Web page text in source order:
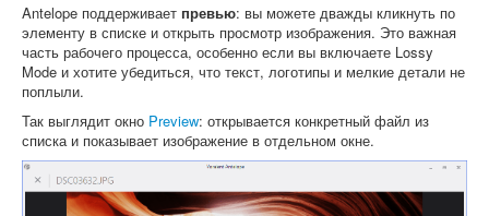
Antelope поддерживает превью: вы можете дважды кликнуть по
элементу в списке и открыть просмотр изображения. Это важная
часть рабочего процесса, особенно если вы включаете Lossy
Mode и хотите убедиться, что текст, логотипы и мелкие детали не
поплыли.
Так выглядит окно Preview: открывается конкретный файл из
списка и показывает изображение в отдельном окне.